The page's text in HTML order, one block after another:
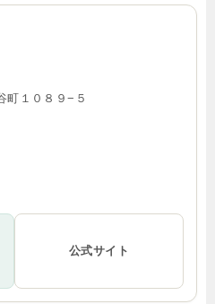
町１０８９−５
公式サイト